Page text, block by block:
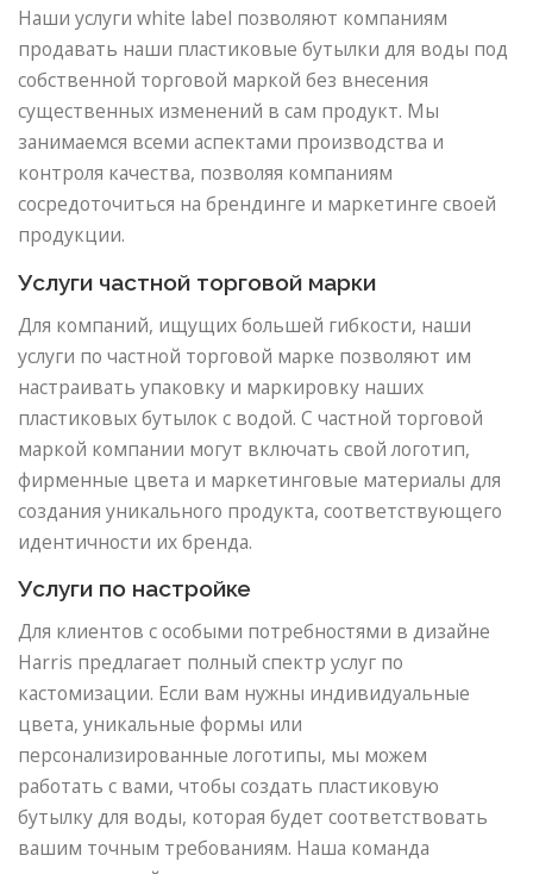
Наши услуги white label позволяют компаниям
продавать наши пластиковые бутылки для воды под
собственной торговой маркой без внесения
существенных изменений в сам продукт. Мы
занимаемся всеми аспектами производства и
контроля качества, позволяя компаниям
сосредоточиться на брендинге и маркетинге своей
продукции.
Услуги частной торговой марки
Для компаний, ищущих большей гибкости, наши
услуги по частной торговой марке позволяют им
настраивать упаковку и маркировку наших
пластиковых бутылок с водой. С частной торговой
маркой компании могут включать свой логотип,
фирменные цвета и маркетинговые материалы для
создания уникального продукта, соответствующего
идентичности их бренда.
Услуги по настройке
Для клиентов с особыми потребностями в дизайне
Harris предлагает полный спектр услуг по
кастомизации. Если вам нужны индивидуальные
цвета, уникальные формы или
персонализированные логотипы, мы можем
работать с вами, чтобы создать пластиковую
бутылку для воды, которая будет соответствовать
вашим точным требованиям. Наша команда